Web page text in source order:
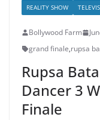
REALITY SHOW
Bollywood Farm
grand finale,rupsa
Rupsa
Dancer 3
Finale